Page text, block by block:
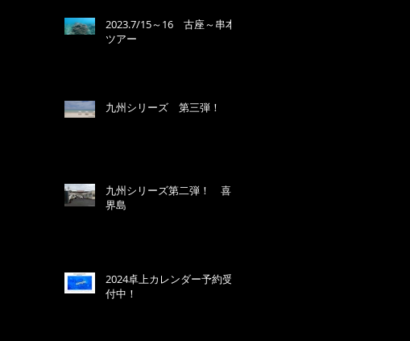
2023.7/15～16 古座～串本
ツアー
九州シリーズ 第三弾！
九州シリーズ第二弾！ 喜
界島
2024卓上カレンダー予約受
付中！